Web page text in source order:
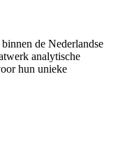
de Nederlandse
analytische
hun unieke